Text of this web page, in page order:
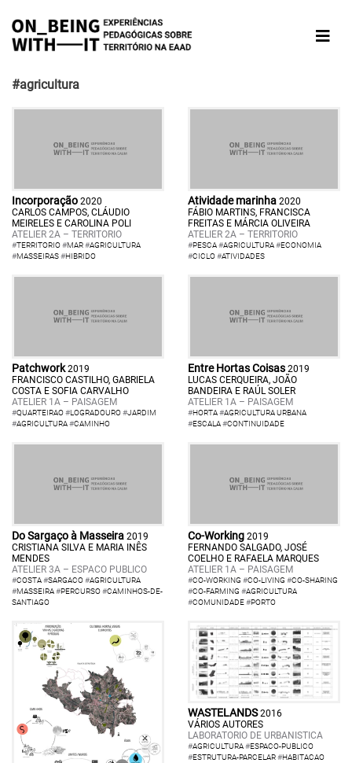
#agricultura
Incorporação 2020
CARLOS CAMPOS, CLÁUDIO
MEIRELES E CAROLINA POLI
ATELIER 2A – TERRITORIO
#TERRITORIO#MAR#AGRICULTURA
#MASSEIRAS#HIBRIDO
Atividade marinha 2020
FÁBIO MARTINS, FRANCISCA
FREITAS E MÁRCIA OLIVEIRA
ATELIER 2A – TERRITORIO
#PESCA#AGRICULTURA#ECONOMIA
#CICLO#ATIVIDADES
Patchwork2019
FRANCISCO CASTILHO, GABRIELA
COSTA E SOFIA CARVALHO
ATELIER 1A – PAISAGEM
#QUARTEIRAO#LOGRADOURO#JARDIM
#AGRICULTURA#CAMINHO
Entre Hortas Coisas 2019
LUCAS CERQUEIRA, JOÃO
BANDEIRA E RAÚL SOLER
ATELIER 1A – PAISAGEM
#HORTA#AGRICULTURA URBANA
#ESCALA#CONTINUIDADE
Do Sargaço à Masseira 2019
CRISTIANA SILVA E MARIA INÊS
MENDES
ATELIER 3A – ESPACO PUBLICO
#COSTA#SARGACO#AGRICULTURA
#MASSEIRA#PERCURSO#CAMINHOS-DE-
SANTIAGO
Co-Working 2019
FERNANDO SALGADO, JOSÉ
COELHO E RAFAELA MARQUES
ATELIER 1A – PAISAGEM
#CO-WORKING #CO-LIVING #CO-SHARING
#CO-FARMING #AGRICULTURA
#COMUNIDADE#PORTO
WASTELANDS2016
VÁRIOS AUTORES
LABORATORIO DE URBANISTICA
#AGRICULTURA#ESPACO-PUBLICO
#ESTRUTURA-PARCELAR#HABITACAO